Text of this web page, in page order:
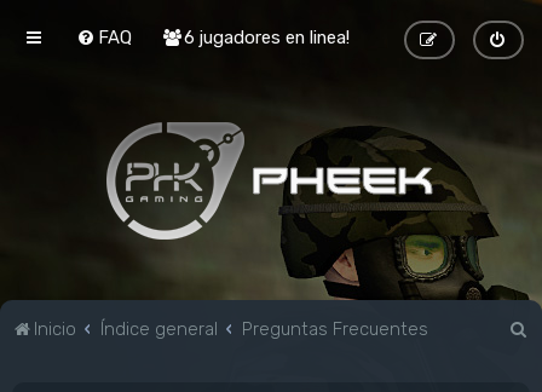
FAQ 6 jugadores en linea!
Inicio Índice general Preguntas Frecuentes